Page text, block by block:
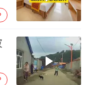
身 共筑健康中国